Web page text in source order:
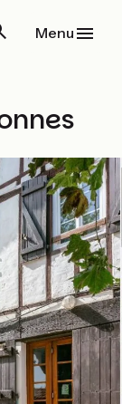
Menu